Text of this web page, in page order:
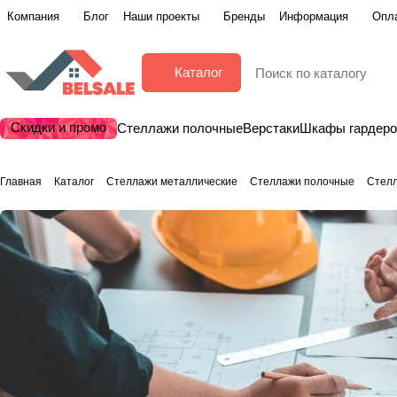
Компания Блог Наши проекты Бренды Информация
Каталог
Скидки и промо Стеллажи полочныеВерстакиШкафы
Главная Каталог Стеллажи металлические Стеллажи полочные